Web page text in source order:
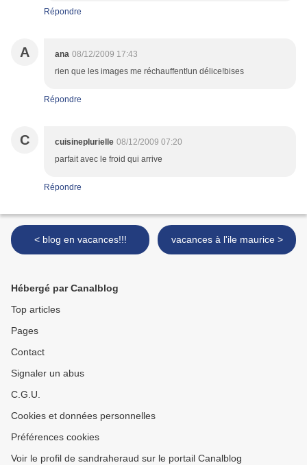
Répondre
A ana 08/12/2009 17:43
rien que les images me réchauffent!un délice!bises
Répondre
C cuisineplurielle 08/12/2009 07:20
parfait avec le froid qui arrive
Répondre
< blog en vacances!!! vacances à l'ile maurice >
Hébergé par Canalblog
Top articles
Pages
Contact
Signaler un abus
C.G.U.
Cookies et données personnelles
Préférences cookies
Voir le profil de sandraheraud sur le portail Canalblog